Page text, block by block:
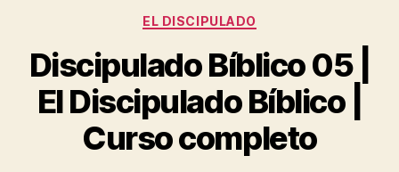
Categorías
EL DISCIPULADO
Discipulado Bíblico 05 |
El Discipulado Bíblico |
Curso completo